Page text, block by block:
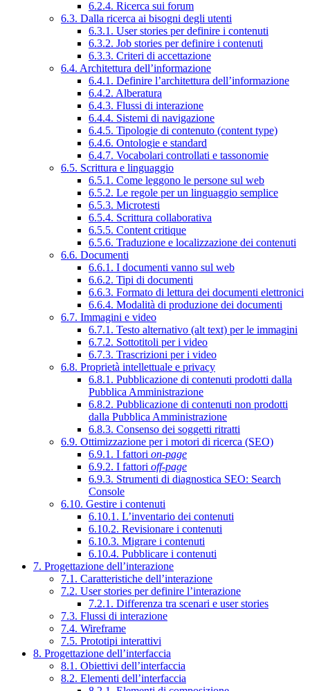
6.2.4. Ricerca sui forum
6.3. Dalla ricerca ai bisogni degli utenti
6.3.1. User stories per definire i contenuti
6.3.2. Job stories per definire i contenuti
6.3.3. Criteri di accettazione
6.4. Architettura dell’informazione
6.4.1. Definire l’architettura dell’informazione
6.4.2. Alberatura
6.4.3. Flussi di interazione
6.4.4. Sistemi di navigazione
6.4.5. Tipologie di contenuto (content type)
6.4.6. Ontologie e standard
6.4.7. Vocabolari controllati e tassonomie
6.5. Scrittura e linguaggio
6.5.1. Come leggono le persone sul web
6.5.2. Le regole per un linguaggio semplice
6.5.3. Microtesti
6.5.4. Scrittura collaborativa
6.5.5. Content critique
6.5.6. Traduzione e localizzazione dei contenuti
6.6. Documenti
6.6.1. I documenti vanno sul web
6.6.2. Tipi di documenti
6.6.3. Formato di lettura dei documenti elettronici
6.6.4. Modalità di produzione dei documenti
6.7. Immagini e video
6.7.1. Testo alternativo (alt text) per le immagini
6.7.2. Sottotitoli per i video
6.7.3. Trascrizioni per i video
6.8. Proprietà intellettuale e privacy
6.8.1. Pubblicazione di contenuti prodotti dalla
Pubblica Amministrazione
6.8.2. Pubblicazione di contenuti non prodotti
dalla Pubblica Amministrazione
6.8.3. Consenso dei soggetti ritratti
6.9. Ottimizzazione per i motori di ricerca (SEO)
6.9.1. I fattori on-page
6.9.2. I fattori off-page
6.9.3. Strumenti di diagnostica SEO: Search
Console
6.10. Gestire i contenuti
6.10.1. L’inventario dei contenuti
6.10.2. Revisionare i contenuti
6.10.3. Migrare i contenuti
6.10.4. Pubblicare i contenuti
7. Progettazione dell’interazione
7.1. Caratteristiche dell’interazione
7.2. User stories per definire l’interazione
7.2.1. Differenza tra scenari e user stories
7.3. Flussi di interazione
7.4. Wireframe
7.5. Prototipi interattivi
8. Progettazione dell’interfaccia
8.1. Obiettivi dell’interfaccia
8.2. Elementi dell’interfaccia